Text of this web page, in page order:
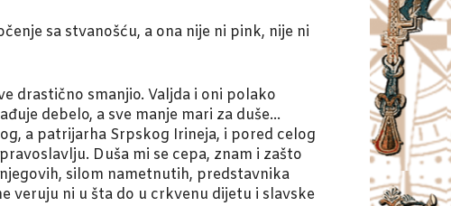
sa stvanošću, a ona nije ni pink, nije ni
drastično smanjio. Valjda i oni polako
debelo, a sve manje mari za duše…
a patrijarha Srpskog Irineja, i pored celog
Duša mi se cepa, znam i zašto
silom nametnutih, predstavnika
veruju ni u šta do u crkvenu dijetu i slavske